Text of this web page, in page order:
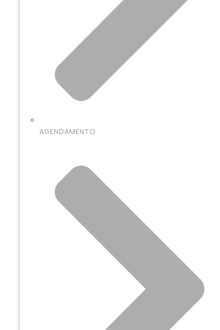
AGENDAMENTO